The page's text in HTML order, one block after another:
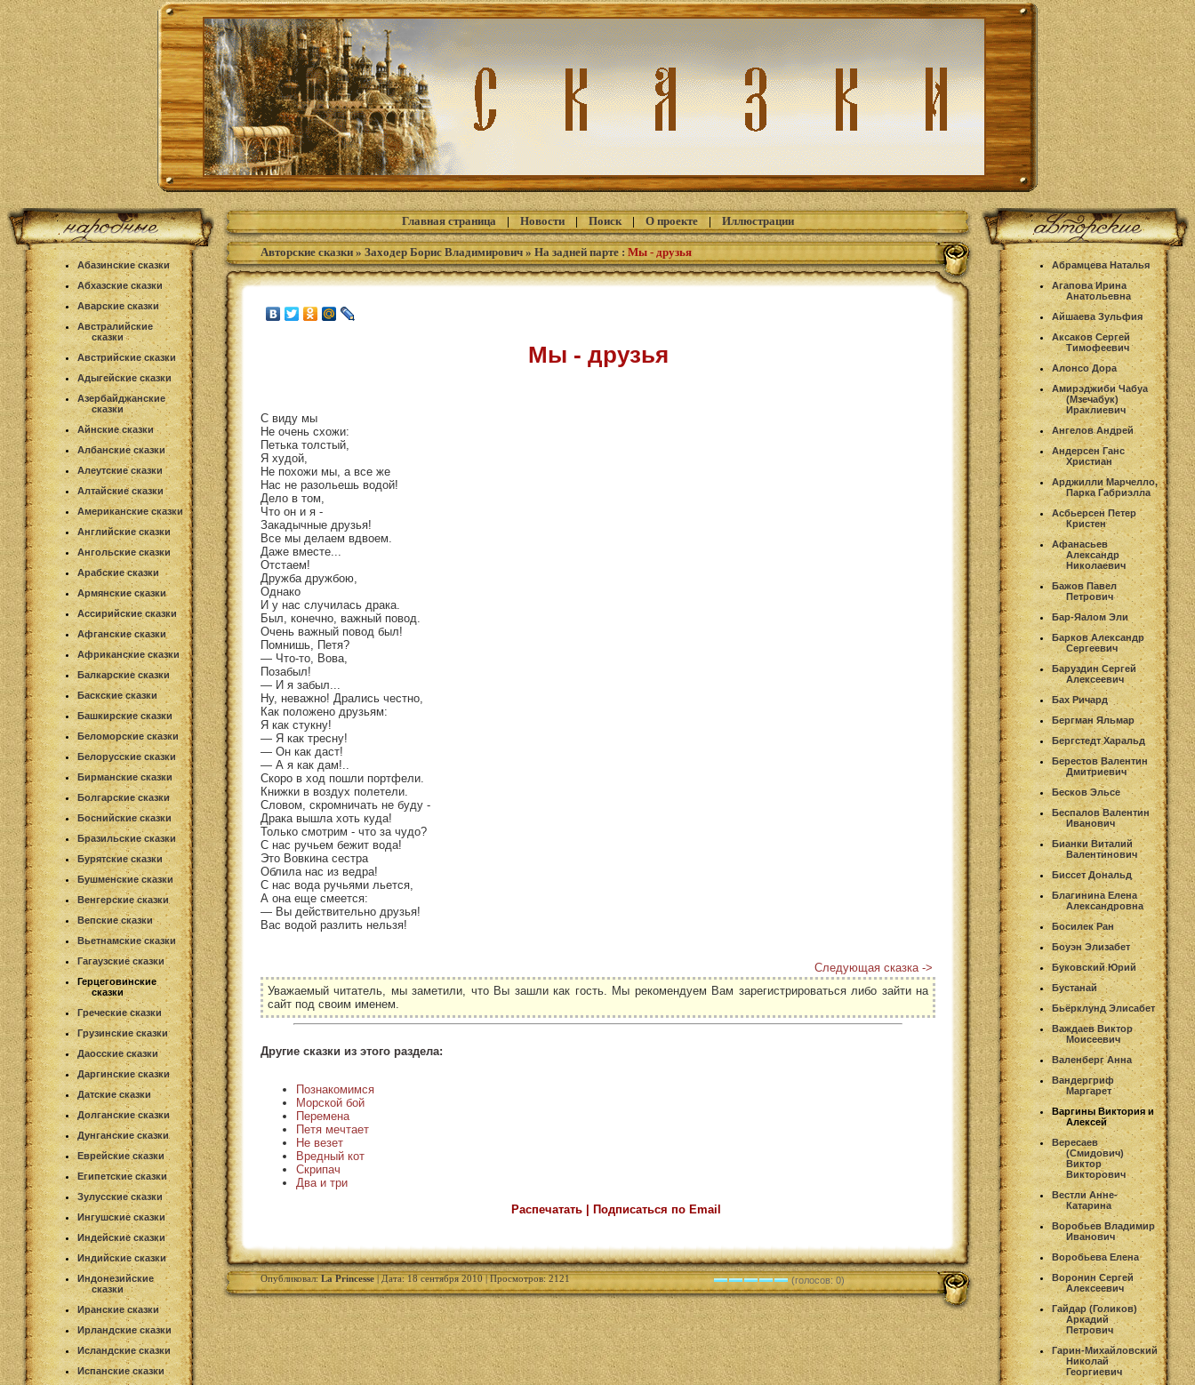
Абазинские сказки
Абхазские сказки
Аварские сказки
Австралийские
сказки
Австрийские сказки
Адыгейские сказки
Азербайджанские
сказки
Айнские сказки
Албанские сказки
Алеутские сказки
Алтайские сказки
Американские сказки
Английские сказки
Ангольские сказки
Арабские сказки
Армянские сказки
Ассирийские сказки
Афганские сказки
Африканские сказки
Балкарские сказки
Баскские сказки
Башкирские сказки
Беломорские сказки
Белорусские сказки
Бирманские сказки
Болгарские сказки
Боснийские сказки
Бразильские сказки
Бурятские сказки
Бушменские сказки
Венгерские сказки
Вепские сказки
Вьетнамские сказки
Гагаузские сказки
Герцеговинские
сказки
Греческие сказки
Грузинские сказки
Даосские сказки
Даргинские сказки
Датские сказки
Долганские сказки
Дунганские сказки
Еврейские сказки
Египетские сказки
Зулусские сказки
Ингушские сказки
Индейские сказки
Индийские сказки
Индонезийские
сказки
Иранские сказки
Ирландские сказки
Исландские сказки
Испанские сказки
Главная страница| Новости| Поиск| О проекте| Иллюстрации
Авторские сказки » Заходер Борис Владимирович » На задней парте : Мы - друзья
Мы - друзья
С виду мы
Не очень схожи:
Петька толстый,
Я худой,
Не похожи мы, а все же
Нас не разольешь водой!
Дело в том,
Что он и я -
Закадычные друзья!
Все мы делаем вдвоем.
Даже вместе...
Отстаем!
Дружба дружбою,
Однако
И у нас случилась драка.
Был, конечно, важный повод.
Очень важный повод был!
Помнишь, Петя?
— Что-то, Вова,
Позабыл!
— И я забыл...
Ну, неважно! Дрались честно,
Как положено друзьям:
Я как стукну!
— Я как тресну!
— Он как даст!
— А я как дам!..
Скоро в ход пошли портфели.
Книжки в воздух полетели.
Словом, скромничать не буду -
Драка вышла хоть куда!
Только смотрим - что за чудо?
С нас ручьем бежит вода!
Это Вовкина сестра
Облила нас из ведра!
С нас вода ручьями льется,
А она еще смеется:
— Вы действительно друзья!
Вас водой разлить нельзя!
Следующая сказка ->
Уважаемый читатель, мы заметили, что Вы зашли как гость. Мы рекомендуем Вам зарегистрироваться либо зайти на
сайт под своим именем.
Другие сказки из этого раздела:
Познакомимся
Морской бой
Перемена
Петя мечтает
Не везет
Вредный кот
Скрипач
Два и три
Распечатать | Подписаться по Email
Опубликовал:La Princesse| Дата: 18 сентября 2010 | Просмотров: 2121 (голосов: 0)
Абрамцева Наталья
Агапова Ирина
Анатольевна
Айшаева Зульфия
Аксаков Сергей
Тимофеевич
Алонсо Дора
Амирэджиби Чабуа
(Мзечабук)
Ираклиевич
Ангелов Андрей
Андерсен Ганс
Христиан
Арджилли Марчелло,
Парка Габриэлла
Асбьерсен Петер
Кристен
Афанасьев
Александр
Николаевич
Бажов Павел
Петрович
Бар-Яалом Эли
Барков Александр
Сергеевич
Баруздин Сергей
Алексеевич
Бах Ричард
Бергман Яльмар
Бергстедт Харальд
Берестов Валентин
Дмитриевич
Бесков Эльсе
Беспалов Валентин
Иванович
Бианки Виталий
Валентинович
Биссет Дональд
Благинина Елена
Александровна
Босилек Ран
Боуэн Элизабет
Буковский Юрий
Бустанай
Бьёрклунд Элисабет
Важдаев Виктор
Моисеевич
Валенберг Анна
Вандергриф
Маргарет
Варгины Виктория и
Алексей
Вересаев
(Смидович)
Виктор
Викторович
Вестли Анне-
Катарина
Воробьев Владимир
Иванович
Воробьева Елена
Воронин Сергей
Алексеевич
Гайдар (Голиков)
Аркадий
Петрович
Гарин-Михайловский
Николай
Георгиевич